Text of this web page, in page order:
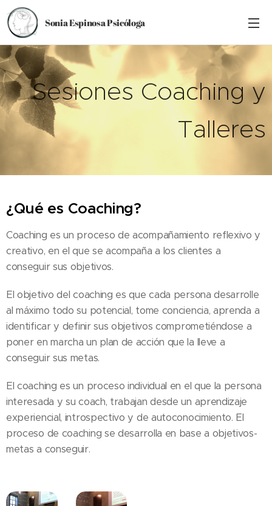
Sonia Espinosa Psicóloga
Sesiones Coaching y
Talleres
¿Qué es Coaching?
Coaching es un proceso de acompañamiento reflexivo y
creativo, en el que se acompaña a los clientes a
conseguir sus objetivos.
El objetivo del coaching es que cada persona desarrolle
al máximo todo su potencial, tome conciencia, aprenda a
identificar y definir sus objetivos comprometiéndose a
poner en marcha un plan de acción que la lleve a
conseguir sus metas.
El coaching es un proceso individual en el que la persona
interesada y su coach, trabajan desde un aprendizaje
experiencial, introspectivo y de autoconocimiento. El
proceso de coaching se desarrolla en base a objetivos-
metas a conseguir.